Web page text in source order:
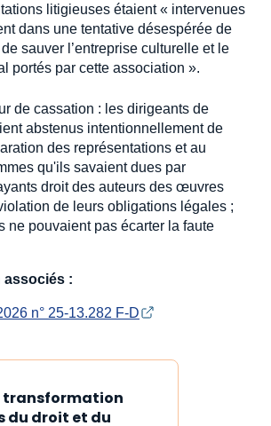
litigieuses étaient « intervenues
dans une tentative désespérée de
sauver l’entreprise culturelle et le
portés par cette association ».
de cassation : les dirigeants de
abstenus intentionnellement de
des représentations et au
qu'ils savaient dues par
droit des auteurs des œuvres
de leurs obligations légales ;
ne pouvaient pas écarter la faute
associés :
n° 25-13.282 F-D
transformation
du droit et du